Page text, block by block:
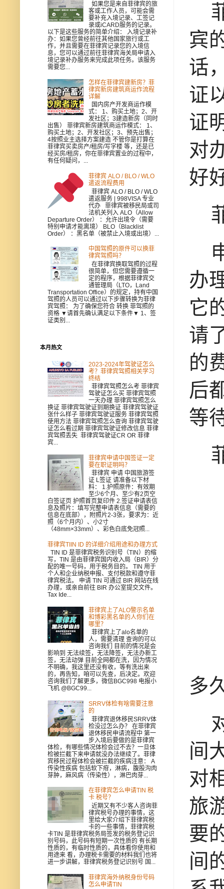
宾
话
证
证
对
好
办
它
请
的
后
等
多
间
对
旅
要
间
如果您是来自菲律宾的旅
客或工作人员，可能会需
要补充入境记录、工签记
录或iCARD服务的记录。
以下是这些服务的简单介绍： 入境记录补
办：如果您曾经前往其他国家旅行或工
作，并且需要在菲律宾记录您的入境信
息，您可以通过前往菲律宾海关局申请入
境记录补办服务来完成此项任务。该服务
需要您...
怎样在菲律宾建新房？菲
律宾新房建筑商运作流程
详解
国内房产开发商运作模
式： 1、购买土地；2、开
发社区；3建造新房（同时
出售） 菲律宾新房建筑商运作模式： 1、
购买土地；2、开发社区；3、预先出售；
4按照业主选择方案建造 不管你是打算在
菲律宾买卖房产/租房/写字楼 等，还是已
经买房/租房，你在菲律宾置业的过程中，
有任何疑问，...
菲律宾 ALO / BLO / WLO
遣返流程费用
菲律宾 ALO / BLO / WLO
遣返服务 | 998VISA 专业
代办 菲律宾被移民局或司
法机关列入 ALO（Allow
Departure Order） ：允许出境令（需要
特别申请才能离境） BLO（Blacklist
Order） ：黑名单（被禁止入境或出境）...
中国驾照的原件可以换菲
律宾驾照吗？
在菲律宾换取驾照的过程
很简单，但您需要遵循一
定的程序，根据菲律宾交
通管理局（LTO，Land
Transportation Office）的规定，持有中国
驾照的人员可以通过以下步骤转换为菲律
宾驾照： 为了确保您符合 转换 菲驾照的
资格 ▼请首先确认满足以下条件▼ 1、签
证类别...
本月热文
2023-2024年驾驶证怎么
考？菲律宾驾照相关学习
终结
菲律宾驾照怎么考 菲律宾
驾驶证怎么买 菲律宾驾照
一天办理 菲律宾驾照怎么
换证 菲律宾驾驶证到期换证 菲律宾驾驶证
张什么样子 菲律宾驾驶证服务 菲律宾驾照
使用方法 菲律宾驾照怎么查询 菲律宾驾驶
证怎么看过期 菲律宾驾驶证修改信息 菲律
宾驾照丢失 菲律宾驾驶证CR OR 菲律
宾...
菲律宾申请中国签证一定
要在职证明吗？
菲律宾 申请 中国旅游签
证 L签证 请准备以下材
料： 1.护照原件：有效期
至少6个月、至少有2页空
白签证页 护照首页复印件 2.签证申请表信
息及照片：填写完整申请表信息（需要的
信息在底部），附照片2-3张，要求为：近
照（6个月内）、小2寸
（48mm×33mm）、彩色白底免冠照...
菲律宾TIIN ID 的详细介绍用途和办理方式
TIN ID 是菲律宾税务识别号（TIN）的缩
写，TIN 是由菲律宾国内收入局（BIR）分
配的唯一号码，用于税务目的。 TIN 用于
个人和企业纳税申报、支付税款和遵守菲
律宾税法。 申请 TIN 可通过 BIR 网站在线
办理，或亲自前往 BIR 办公室提交文件。
Tax Ide...
菲律宾上了ALO警示名单
和博彩黑名单的人你们在
哪里？
菲律宾上了alo名单的
人，需要清理 查询的可以
咨询我们 目前的情况是会
影响到 无法续签，无法降签，无法办新工
签，无法动弹 目前全网都在洗，因为情况
不明确，我这里还没有收，等有洗出来
的，再告知，咱可以先查，后决定。欢迎
咨询我们了解更多，微信BGC998 电报小
飞机 @BGC99...
SRRV体检有啥需要注意
的
菲律宾退休移民SRRV体
检没过怎么办？ 在菲律宾
退休移民申请流程中 第一
步入境后要做的是菲律宾
体检，有哪些情况体检会过不去？一旦体
检被拦截下来申请就没办法继续了。菲律
宾移民过程体检会被拦截的疾病注意： A
传染性疾病 包括软下疳，淋病，腹股沟肉
芽肿，麻风病（传染性），淋巴肉芽...
在菲律宾怎么申请TIN 税
卡 税号？
近期又有不少客人咨询菲
律宾税号办理的事情，这
里给大家介绍下菲律宾税
卡的一些事情，菲律宾税
卡TIN 是菲律宾税务局签发的税务登记识
别号码，此号码有短期一次性质的 有长期
性质的，有临时性质的，具体看你使用和
用途来 看，办理税卡需要的材料我们也将
进一步讲解，菲律宾税务登记识别号 国...
菲律宾海外纳税身份号码
怎么申请TIN